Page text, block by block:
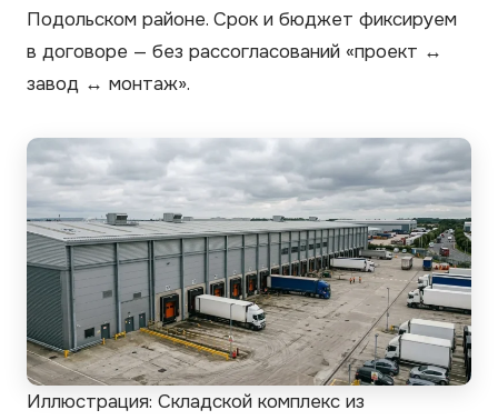
Подольском районе. Срок и бюджет фиксируем
в договоре — без рассогласований «проект ↔
завод ↔ монтаж».
Иллюстрация: Складской комплекс из